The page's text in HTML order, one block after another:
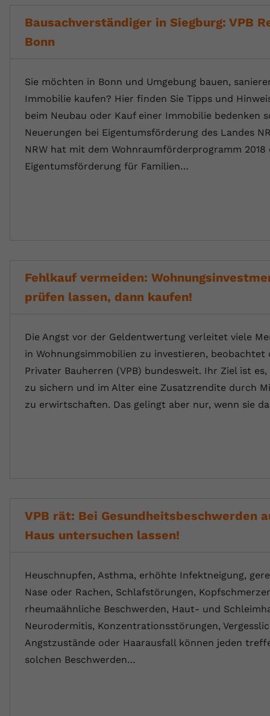
Bausachverständiger in Siegburg: VPB
Bonn
Sie möchten in Bonn und Umgebung bauen,
Immobilie kaufen? Hier finden Sie Tipps und
beim Neubau oder Kauf einer Immobilie bedenken
Neuerungen bei Eigentumsförderung des Landes
NRW hat mit dem Wohnraumförderprogramm 2018
Eigentumsförderung für Familien…
Fehlkauf vermeiden:
prüfen lassen, dann kaufen!
Die Angst vor der Geldentwertung verleitet viele
in Wohnungsimmobilien zu investieren, beobachtet
Privater Bauherren (VPB) bundesweit. Ihr Ziel ist
zu sichern und im Alter eine Zusatzrendite durch
zu erwirtschaften. Das gelingt aber nur, wenn sie
VPB rät: Bei Gesundheitsbeschwerden
Haus untersuchen lassen!
Heuschnupfen, Asthma, erhöhte Infektneigung,
Nase oder Rachen, Schlafstörungen,
rheumaähnliche Beschwerden, Haut- und
Neurodermitis, Konzentrationsstörungen,
Angstzustände oder Haarausfall können jeden
solchen Beschwerden…